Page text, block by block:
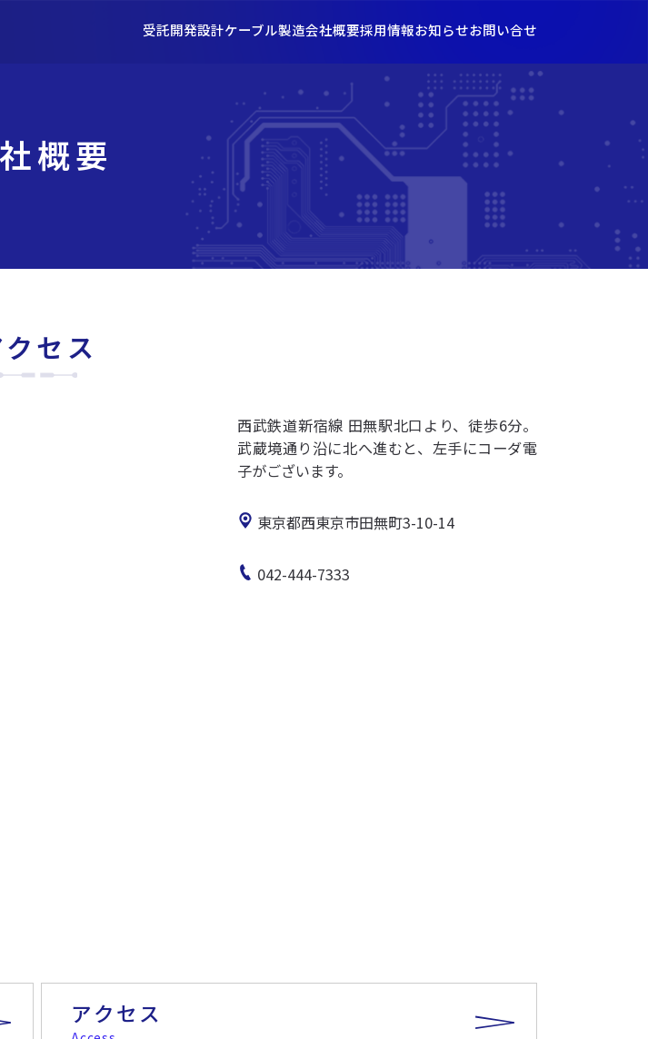
受託開発設計ケーブル製造会社概要採用情報お知らせお問い合せ
概要
クセス
西武鉄道新宿線 田無駅北口より、徒歩6分。
武蔵境通り沿に北へ進むと、左手にコーダ電
子がございます。
東京都西東京市田無町3-10-14
042-444-7333
アクセス